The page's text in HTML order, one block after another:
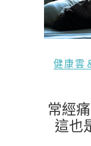
健康雲
常經
這也